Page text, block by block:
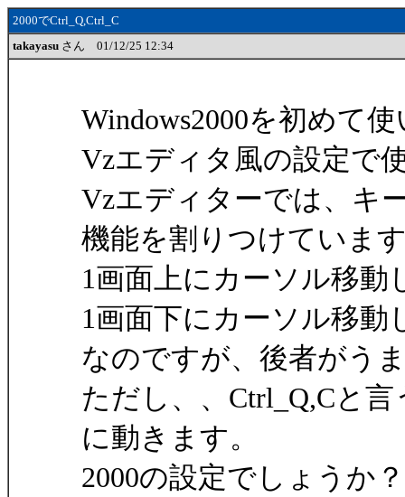
2000でCtrl_Q,Ctrl_C
takayasu さん 01/12/25 12:34
Windows2000を初めて
Vzエディタ風の設定で
Vzエディターでは、キ
機能を割りつけていま
1画面上にカーソル移動
1画面下にカーソル移動
なのですが、後者がう
ただし、、Ctrl_Q,Cと
に動きます。
2000の設定でしょうか？